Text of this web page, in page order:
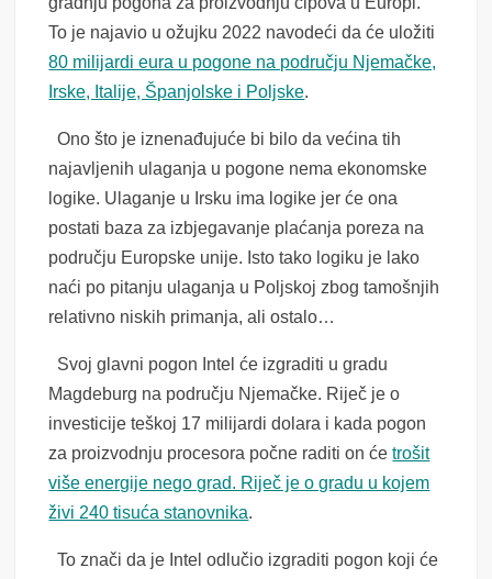
To je najavio u ožujku 2022 navodeći da će uložiti
80 milijardi eura u pogone na području Njemačke,
Irske, Italije, Španjolske i Poljske.
Ono što je iznenađujuće bi bilo da većina tih
najavljenih ulaganja u pogone nema ekonomske
logike. Ulaganje u Irsku ima logike jer će ona
postati baza za izbjegavanje plaćanja poreza na
području Europske unije. Isto tako logiku je lako
naći po pitanju ulaganja u Poljskoj zbog tamošnjih
relativno niskih primanja, ali ostalo…
Svoj glavni pogon Intel će izgraditi u gradu
Magdeburg na području Njemačke. Riječ je o
investicije teškoj 17 milijardi dolara i kada pogon
za proizvodnju procesora počne raditi on ćetrošit
više energije nego grad. Riječ je o gradu u kojem
živi 240 tisuća stanovnika.
To znači da je Intel odlučio izgraditi pogon koji će